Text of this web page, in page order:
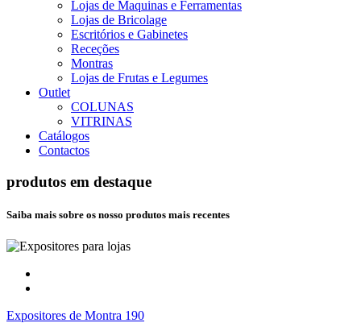
Lojas de Maquinas e Ferramentas
Lojas de Bricolage
Escritórios e Gabinetes
Receções
Montras
Lojas de Frutas e Legumes
Outlet
COLUNAS
VITRINAS
Catálogos
Contactos
produtos em destaque
Saiba mais sobre os nosso produtos mais recentes
Expositores de Montra 190